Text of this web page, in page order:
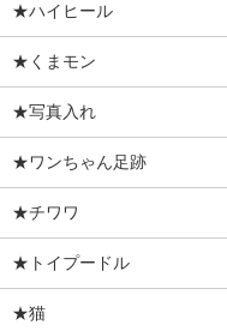
★ハイヒール
★くまモン
★写真入れ
★ワンちゃん足跡
★チワワ
★トイプードル
★猫